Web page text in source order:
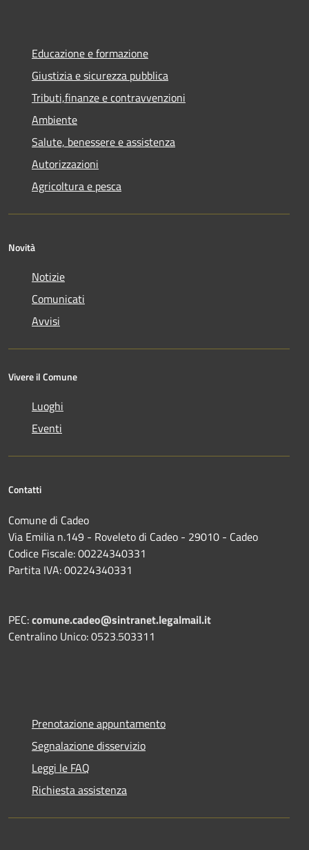
Educazione e formazione
Giustizia e sicurezza pubblica
Tributi,finanze e contravvenzioni
Ambiente
Salute, benessere e assistenza
Autorizzazioni
Agricoltura e pesca
Novità
Notizie
Comunicati
Avvisi
Vivere il Comune
Luoghi
Eventi
Contatti
Comune di Cadeo
Via Emilia n.149 - Roveleto di Cadeo - 29010 - Cadeo
Codice Fiscale: 00224340331
Partita IVA: 00224340331
PEC:comune.cadeo@sintranet.legalmail.it
Centralino Unico: 0523.503311
Prenotazione appuntamento
Segnalazione disservizio
Leggi le FAQ
Richiesta assistenza